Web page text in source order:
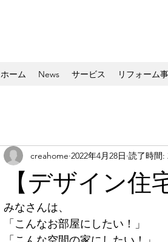
ホーム News サービス リフォーム
【デザイン住
creahome 2022年4月28日 読了時間:
みなさんは、
「こんなお部屋にしたい！」